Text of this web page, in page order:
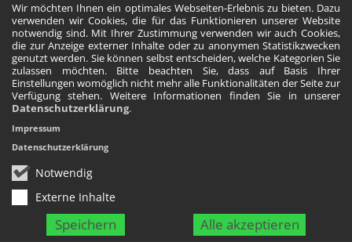
Wir möchten Ihnen ein optimales Webseiten-Erlebnis zu bieten. Dazu
verwenden wir Cookies, die für das Funktionieren unserer Website
notwendig sind. Mit Ihrer Zustimmung verwenden wir auch Cookies,
die zur Anzeige externer Inhalte oder zu anonymen Statistikzwecken
genutzt werden. Sie können selbst entscheiden, welche Kategorien Sie
zulassen möchten. Bitte beachten Sie, dass auf Basis Ihrer
Einstellungen womöglich nicht mehr alle Funktionalitäten der Seite zur
Verfügung stehen. Weitere Informationen finden Sie in unserer
Datenschutzerklärung.
Notwendig
Externe Inhalte
Speichern Alle akzeptieren
Impressum
Datenschutzerklärung